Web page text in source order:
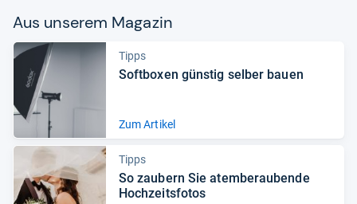
Aus unse­rem Maga­zin
Tipps
Soft­bo­xen güns­tig sel­ber bauen
Zum Artikel
Tipps
So zau­bern Sie atem­be­rau­bende
Hoch­zeits­fo­tos